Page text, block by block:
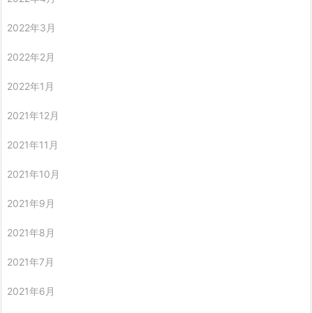
2022年3月
2022年2月
2022年1月
2021年12月
2021年11月
2021年10月
2021年9月
2021年8月
2021年7月
2021年6月